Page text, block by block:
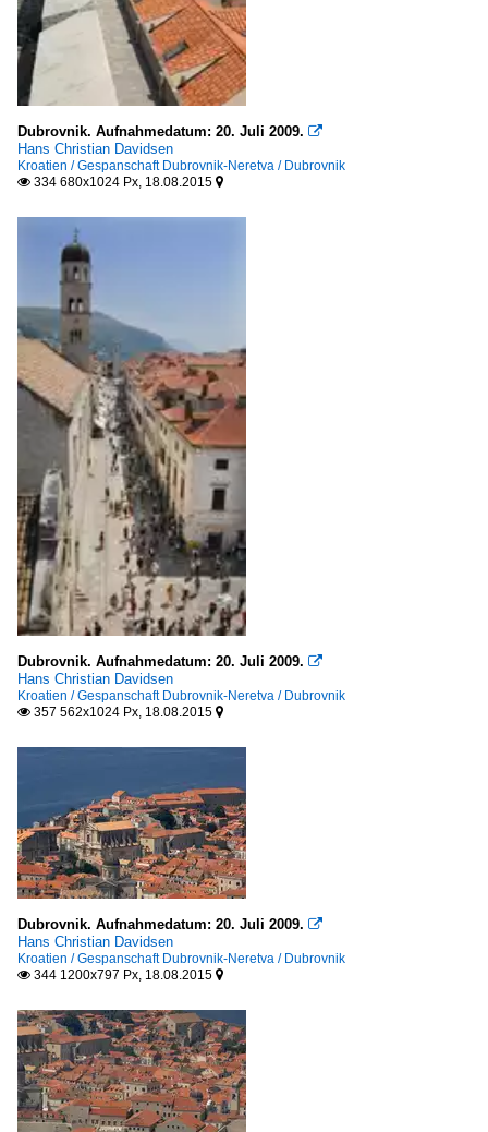
Dubrovnik. Aufnahmedatum: 20. Juli 2009. 
Hans Christian Davidsen
Kroatien / Gespanschaft Dubrovnik-Neretva / Dubrovnik
 334 680x1024 Px, 18.08.2015 
Dubrovnik. Aufnahmedatum: 20. Juli 2009. 
Hans Christian Davidsen
Kroatien / Gespanschaft Dubrovnik-Neretva / Dubrovnik
 357 562x1024 Px, 18.08.2015 
Dubrovnik. Aufnahmedatum: 20. Juli 2009. 
Hans Christian Davidsen
Kroatien / Gespanschaft Dubrovnik-Neretva / Dubrovnik
 344 1200x797 Px, 18.08.2015 